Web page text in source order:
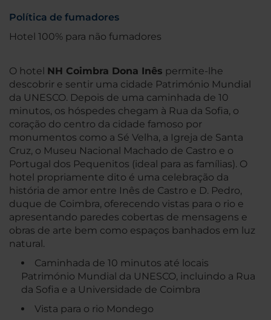
Política de fumadores
Hotel 100% para não fumadores
O hotel NH Coimbra Dona Inês permite-lhe
descobrir e sentir uma cidade Património Mundial
da UNESCO. Depois de uma caminhada de 10
minutos, os hóspedes chegam à Rua da Sofia, o
coração do centro da cidade famoso por
monumentos como a Sé Velha, a Igreja de Santa
Cruz, o Museu Nacional Machado de Castro e o
Portugal dos Pequenitos (ideal para as famílias). O
hotel propriamente dito é uma celebração da
história de amor entre Inês de Castro e D. Pedro,
duque de Coimbra, oferecendo vistas para o rio e
apresentando paredes cobertas de mensagens e
obras de arte bem como espaços banhados em luz
natural.
Caminhada de 10 minutos até locais
Património Mundial da UNESCO, incluindo a Rua
da Sofia e a Universidade de Coimbra
Vista para o rio Mondego